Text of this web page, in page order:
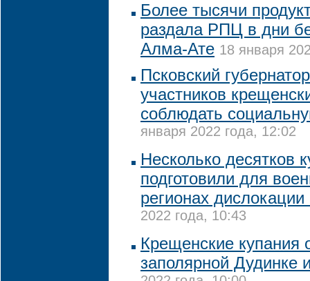
Более тысячи
раздала РПЦ в дни
Алма-Ате 18 января
Псковский
участников
соблюдать
января 2022 года, 12:02
Несколько десятков
подготовили для
регионах
2022 года, 10:43
Крещенские купания
заполярной Дудинке